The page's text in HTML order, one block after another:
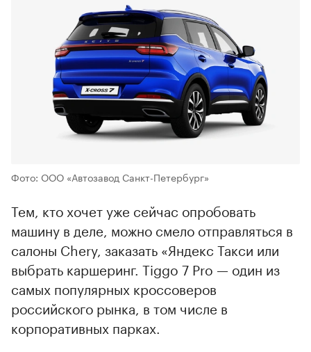
Фото: ООО «Автозавод Санкт-Петербург»
Тем, кто хочет уже сейчас опробовать
машину в деле, можно смело отправляться в
салоны Chery, заказать «Яндекс Такси или
выбрать каршеринг. Tiggo 7 Pro — один из
самых популярных кроссоверов
российского рынка, в том числе в
корпоративных парках.